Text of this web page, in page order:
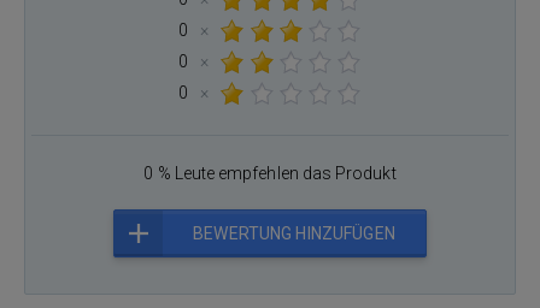
0
×
0
×
0
×
0 % Leute empfehlen das Produkt
BEWERTUNG HINZUFÜGEN